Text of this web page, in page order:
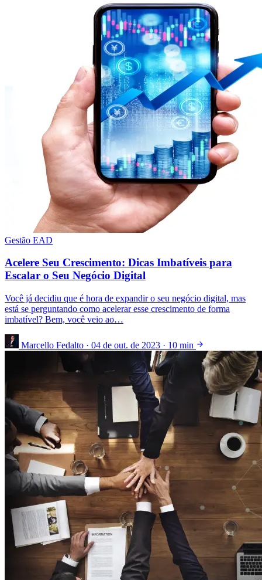
Gestão EAD
Acelere Seu Crescimento: Dicas Imbatíveis para
Escalar o Seu Negócio Digital
Você já decidiu que é hora de expandir o seu negócio digital, mas
está se perguntando como acelerar esse crescimento de forma
imbatível? Bem, você veio ao…
Marcello Fedalto · 04 de out. de 2023 · 10 min